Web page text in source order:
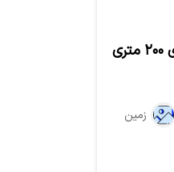
فروش زمین مسکونه در قطعه های ۲۰۰ متری
زمین